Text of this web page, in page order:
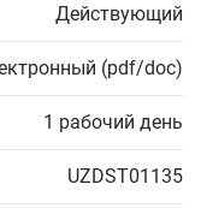
Действующий
(pdf/doc)
1 рабочий день
UZDST01135